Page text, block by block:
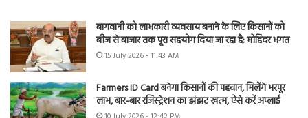
बागवानी को लाभकारी व्यवसाय बनाने के लिए किसानों को
बीज से बाजार तक पूरा सहयोग दिया जा रहा है: मोहिंदर भगत
15 July 2026 - 11:43 AM
Farmers ID Card बनेगा किसानों की पहचान, मिलेंगे भरपूर
लाभ, बार-बार रजिस्ट्रेशन का झंझट खत्म, ऐसे करें अप्लाई